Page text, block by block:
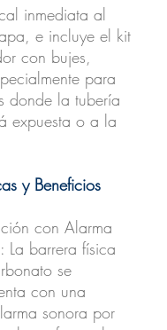
inmediata al
e incluye el kit
con bujes,
para
donde la tubería
expuesta o a la
y Beneficios
con Alarma
La barrera física
se
con una
sonora por